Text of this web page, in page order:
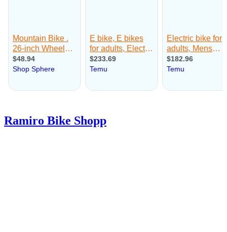
Ramiro Bike Shopp